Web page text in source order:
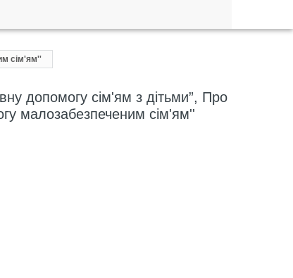
сім'ям''
допомогу сім'ям з дітьми”, Про
малозабезпеченим сім'ям''